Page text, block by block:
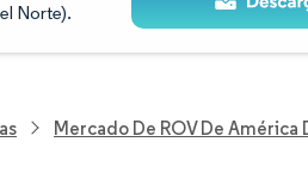
Norte).
Mercado De ROV De América